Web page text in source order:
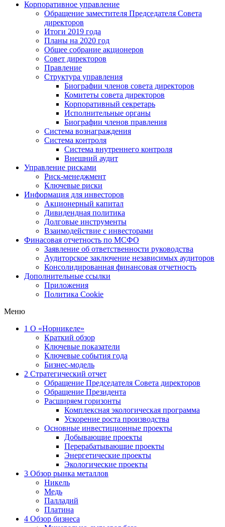
Корпоративное управление
Обращение заместителя Председателя Совета
директоров
Итоги 2019 года
Планы на 2020 год
Общее собрание акционеров
Совет директоров
Правление
Структура управления
Биографии членов совета директоров
Комитеты совета директоров
Корпоративный секретарь
Исполнительные органы
Биографии членов правления
Система вознаграждения
Система контроля
Система внутреннего контроля
Внешний аудит
Управление рисками
Риск-менеджмент
Ключевые риски
Информация для инвесторов
Акционерный капитал
Дивидендная политика
Долговые инструменты
Взаимодействие с инвеcторами
Финасовая отчетность по МСФО
Заявление об ответственности руководства
Аудиторское заключение независимых аудиторов
Консолидированная финансовая отчетность
Дополнительные ссылки
Приложения
Политика Cookie
Меню
1 О «Норникеле»
Краткий обзор
Ключевые показатели
Ключевые события года
Бизнес-модель
2 Стратегический отчет
Обращение Председателя Совета директоров
Обращение Президента
Расширяем горизонты
Комплексная экологическая программа
Ускорение роста производства
Основные инвестиционные проекты
Добывающие проекты
Перерабатывающие проекты
Энергетические проекты
Экологические проекты
3 Обзор рынка металлов
Никель
Медь
Палладий
Платина
4 Обзор бизнеса